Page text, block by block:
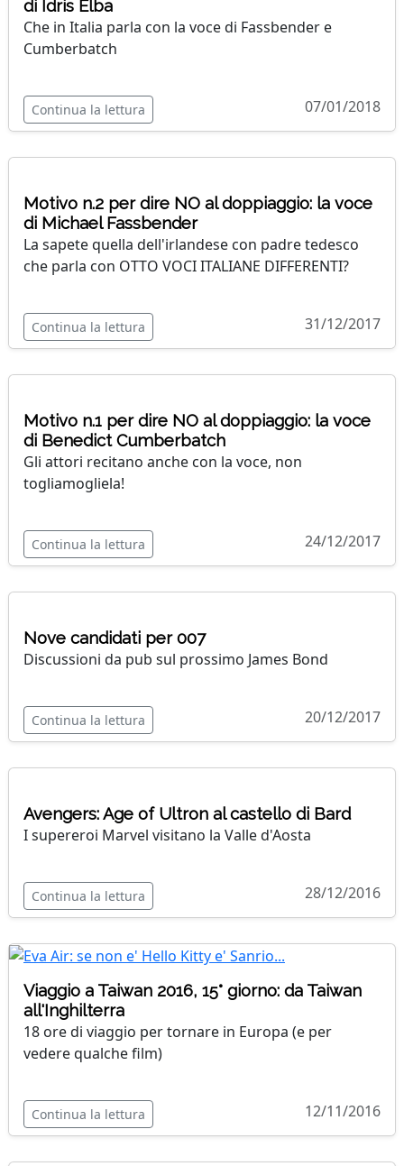
di Idris Elba
Che in Italia parla con la voce di Fassbender e
Cumberbatch
Continua la lettura 07/01/2018
Motivo n.2 per dire NO al doppiaggio: la voce
di Michael Fassbender
La sapete quella dell'irlandese con padre tedesco
che parla con OTTO VOCI ITALIANE DIFFERENTI?
Continua la lettura 31/12/2017
Motivo n.1 per dire NO al doppiaggio: la voce
di Benedict Cumberbatch
Gli attori recitano anche con la voce, non
togliamogliela!
Continua la lettura 24/12/2017
Nove candidati per 007
Discussioni da pub sul prossimo James Bond
Continua la lettura 20/12/2017
Avengers: Age of Ultron al castello di Bard
I supereroi Marvel visitano la Valle d'Aosta
Continua la lettura 28/12/2016
Viaggio a Taiwan 2016, 15° giorno: da Taiwan
all'Inghilterra
18 ore di viaggio per tornare in Europa (e per
vedere qualche film)
Continua la lettura 12/11/2016